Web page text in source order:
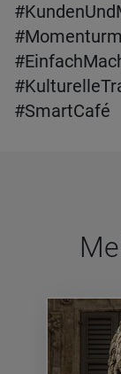
#Momenturm
#SmartCafé